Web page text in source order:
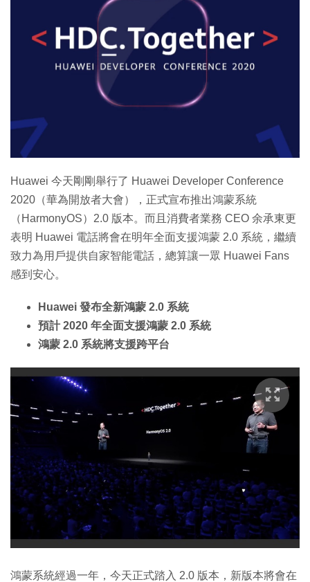
Huawei 今天剛剛舉行了 Huawei Developer Conference
2020（華為開放者大會），正式宣布推出鴻蒙系統
（HarmonyOS）2.0 版本。而且消費者業務 CEO 余承東更
表明 Huawei 電話將會在明年全面支援鴻蒙 2.0 系統，繼續
致力為用戶提供自家智能電話，總算讓一眾 Huawei Fans
感到安心。
Huawei 發布全新鴻蒙 2.0 系統
預計 2020 年全面支援鴻蒙 2.0 系統
鴻蒙 2.0 系統將支援跨平台
鴻蒙系統經過一年，今天正式踏入 2.0 版本，新版本將會在